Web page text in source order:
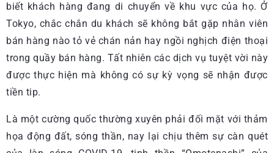
biết khách hàng đang di chuyển về khu vực của họ. Ở
Tokyo, chắc chắn du khách sẽ không bắt gặp nhân viên
bán hàng nào tỏ vẻ chán nản hay ngồi nghịch điện thoại
trong quầy bán hàng. Tất nhiên các dịch vụ tuyệt vời này
được thực hiện mà không có sự kỳ vọng sẽ nhận được
tiền tip.
Là một cường quốc thường xuyên phải đối mặt với thảm
họa động đất, sóng thần, nay lại chịu thêm sự càn quét